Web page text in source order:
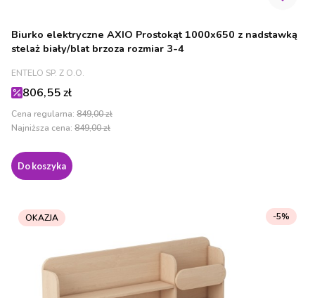
Biurko elektryczne AXIO Prostokąt 1000x650 z nadstawką
stelaż biały/blat brzoza rozmiar 3-4
PRODUCENT
ENTELO SP. Z O.O.
Cena promocyjna
806,55 zł
Cena regularna: 849,00 zł
Najniższa cena: 849,00 zł
Do koszyka
OKAZJA -5%